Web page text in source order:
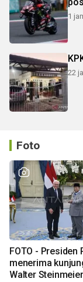
1
22
Foto
FOTO - Presiden
menerima
Walter Steinmeier